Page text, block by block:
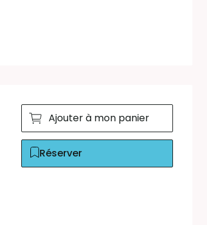
Ajouter à mon panier
Réserver